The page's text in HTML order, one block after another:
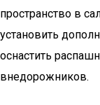
пространство в
установить
оснастить
внедорожников.